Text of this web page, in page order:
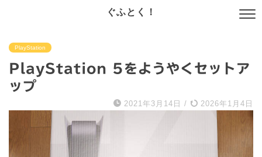
ぐふとく！
PlayStation
PlayStation 5をようやくセットア
ップ
2021年3月14日 / 2026年1月4日